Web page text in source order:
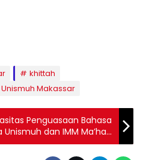
khittah
Unismuh Makassar
Penguasaan Bahasa
Unismuh dan IMM Ma’had